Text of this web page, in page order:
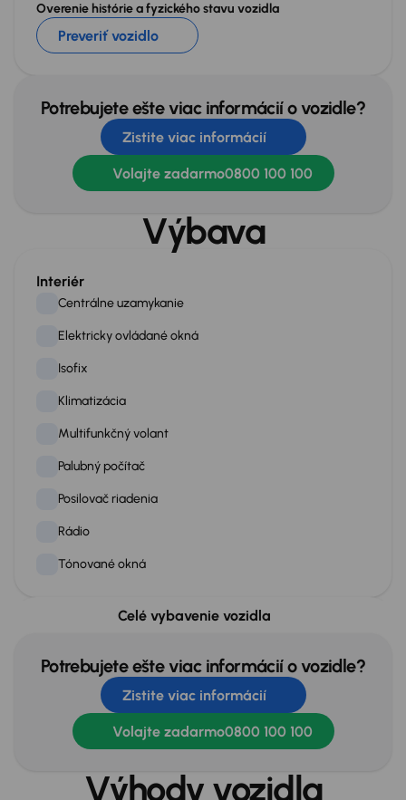
Overenie histórie a fyzického stavu vozidla
Preveriť vozidlo
Potrebujete ešte viac informácií o vozidle?
Zistite viac informácií
Volajte zadarmo0800 100 100
Výbava
Interiér
Centrálne uzamykanie
Elektricky ovládané okná
Isofix
Klimatizácia
Multifunkčný volant
Palubný počítač
Posilovač riadenia
Rádio
Tónované okná
Hmlovky
Kolesá z ľahkých zliatin
LED pre denné svietenie
Originálne lité kolesá
Celé vybavenie vozidla
Potrebujete ešte viac informácií o vozidle?
Zistite viac informácií
Volajte zadarmo0800 100 100
Výhody vozidla